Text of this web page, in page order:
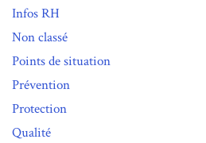
Infos RH
Non classé
Points de situation
Prévention
Protection
Qualité